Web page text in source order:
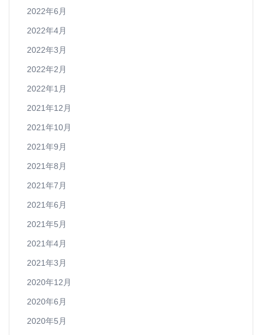
2022年6月
2022年4月
2022年3月
2022年2月
2022年1月
2021年12月
2021年10月
2021年9月
2021年8月
2021年7月
2021年6月
2021年5月
2021年4月
2021年3月
2020年12月
2020年6月
2020年5月